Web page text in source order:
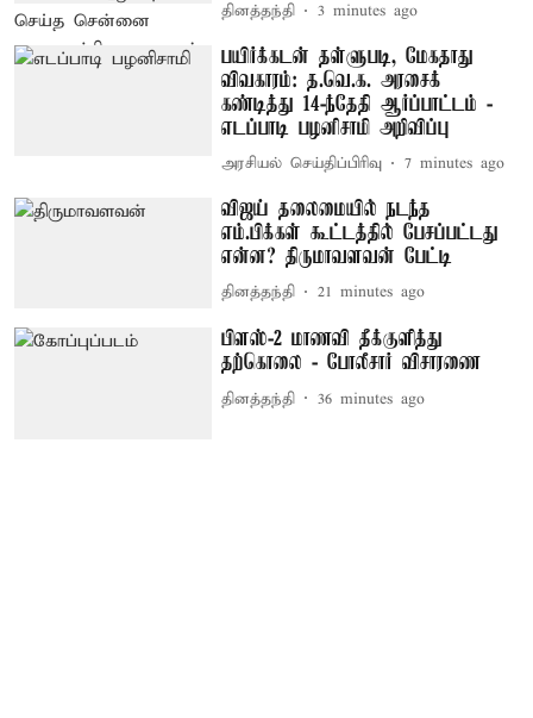
தினத்தந்தி 3 minutes ago
பயிர்க்கடன் தள்ளுபடி, மேகதாது
விவகாரம்: த.வெ.க. அரசைக்
கண்டித்து 14-ந்தேதி ஆர்ப்பாட்டம் -
எடப்பாடி பழனிசாமி அறிவிப்பு
அரசியல் செய்திப்பிரிவு 7 minutes ago
விஜய் தலைமையில் நடந்த
எம்.பிக்கள் கூட்டத்தில் பேசப்பட்டது
என்ன? திருமாவளவன் பேட்டி
தினத்தந்தி 21 minutes ago
பிளஸ்-2 மாணவி தீக்குளித்து
தற்கொலை - போலீசார் விசாரணை
தினத்தந்தி 36 minutes ago